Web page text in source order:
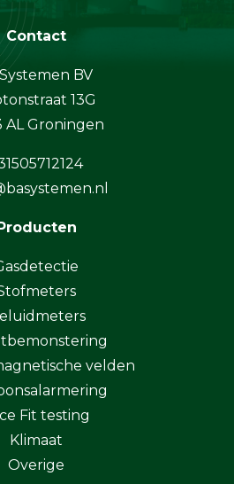
Contact
BV
13G
AL Groningen
velden
Fit testing
Klimaat
Overige